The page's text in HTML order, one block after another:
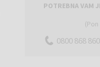
POTREBNA VAM
0800 868 860